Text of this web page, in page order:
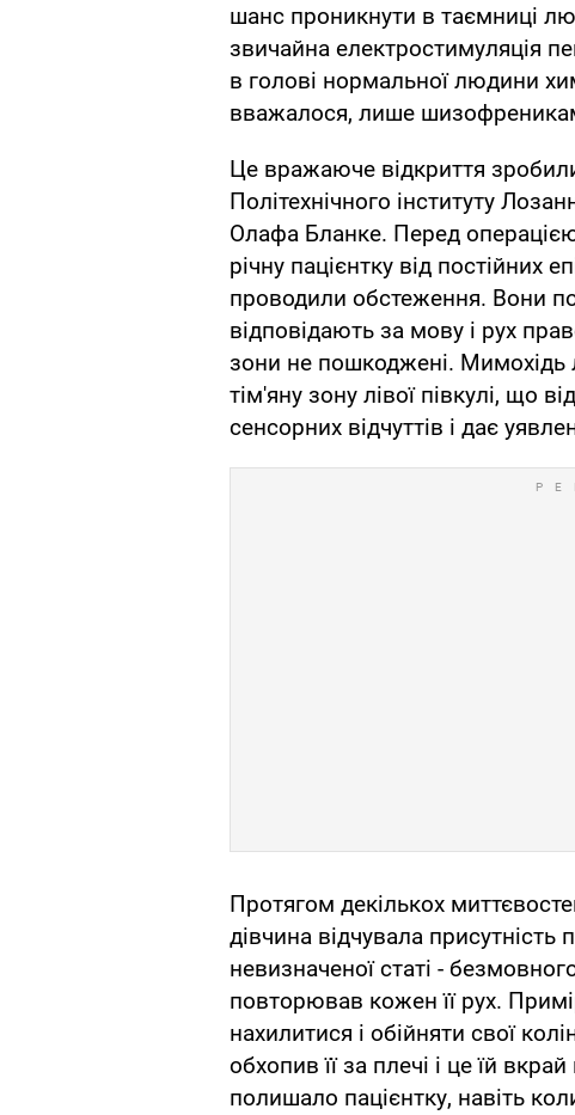
шанс проникнути в таємниці
звичайна електростимуляція
в голові нормальної людини
вважалося, лише
Це вражаюче відкриття
Політехнічного інституту
Олафа Бланке. Перед
річну пацієнтку від постійних
проводили обстеження. Вони
відповідають за мову і рух
зони не пошкоджені. Мимохідь
тім'яну зону лівої півкулі, що
сенсорних відчуттів і дає
Протягом декількох
дівчина відчувала присутність
невизначеної статі -
повторював кожен її рух.
нахилитися і обійняти свої
обхопив її за плечі і це їй
полишало пацієнтку, навіть